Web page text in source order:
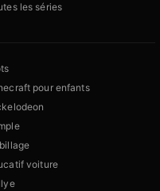
les séries
pour enfants
voiture